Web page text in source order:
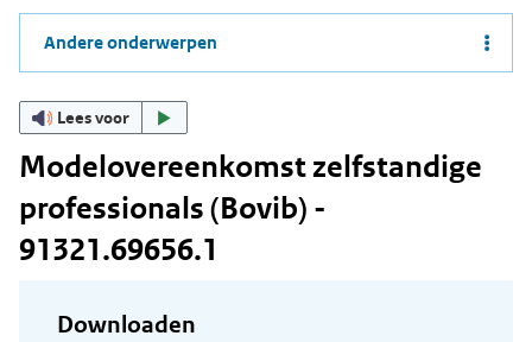
Andere onderwerpen
Lees voor
Modelovereenkomst zelfstandige
professionals (Bovib) -
91321.69656.1
Downloaden